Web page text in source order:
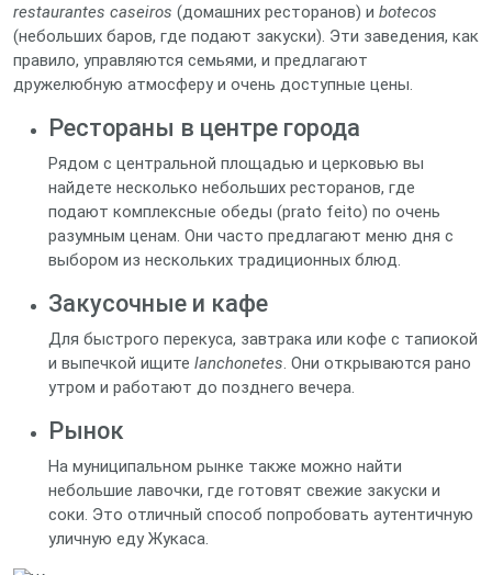
restaurantes caseiros (домашних ресторанов) и botecos
(небольших баров, где подают закуски). Эти заведения, как
правило, управляются семьями, и предлагают
дружелюбную атмосферу и очень доступные цены.
Рестораны в центре города
Рядом с центральной площадью и церковью вы
найдете несколько небольших ресторанов, где
подают комплексные обеды (prato feito) по очень
разумным ценам. Они часто предлагают меню дня с
выбором из нескольких традиционных блюд.
Закусочные и кафе
Для быстрого перекуса, завтрака или кофе с тапиокой
и выпечкой ищите lanchonetes . Они открываются рано
утром и работают до позднего вечера.
Рынок
На муниципальном рынке также можно найти
небольшие лавочки, где готовят свежие закуски и
соки. Это отличный способ попробовать аутентичную
уличную еду Жукаса.